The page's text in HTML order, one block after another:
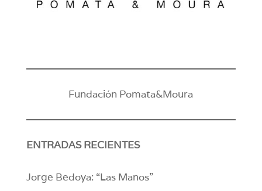
Fundación Pomata&Moura
ENTRADAS RECIENTES
Jorge Bedoya: “Las Manos”